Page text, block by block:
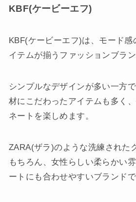
KBF(ケービーエフ)
KBF(ケービーエフ)は、モード
イテムが揃うファッションブラン
シンプルなデザインが多い一方
材にこだわったアイテムも多く
ネートを楽しめます。
ZARA(ザラ)のような洗練された
もちろん、女性らしい柔らかい
ートにも合わせやすいブランドで